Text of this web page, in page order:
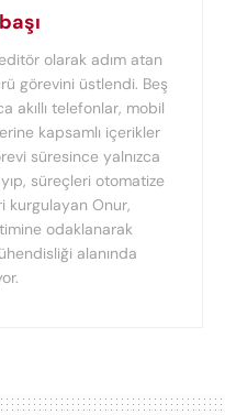
olarak adım atan
görevini üstlendi. Beş
akıllı telefonlar, mobil
kapsamlı içerikler
süresince yalnızca
süreçleri otomatize
kurgulayan Onur,
odaklanarak
alanında